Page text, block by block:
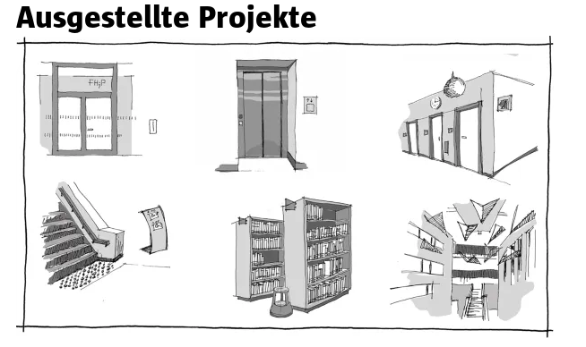
Ausgestellte Projekte